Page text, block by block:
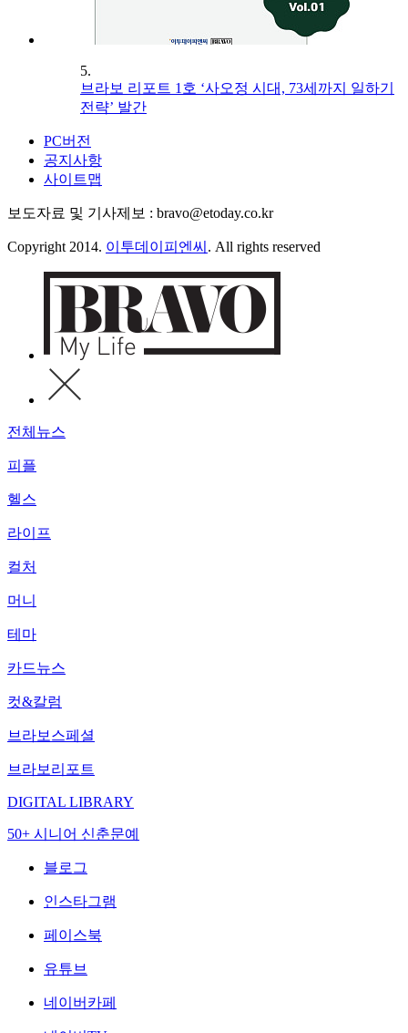
5.
브라보 리포트 1호 ‘사오정 시대, 73세까지 일하기
전략’ 발간
PC버전
공지사항
사이트맵
보도자료 및 기사제보 : bravo@etoday.co.kr
Copyright 2014. 이투데이피엔씨 . All rights reserved
전체뉴스
피플
헬스
라이프
컬처
머니
테마
카드뉴스
컷&칼럼
브라보스페셜
브라보리포트
DIGITAL LIBRARY
50+ 시니어 신춘문예
블로그
인스타그램
페이스북
유튜브
네이버카페